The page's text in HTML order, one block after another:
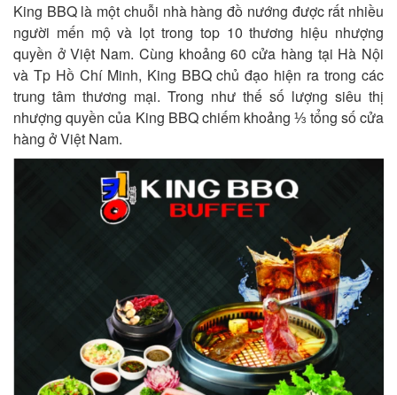
King BBQ là một chuỗi nhà hàng đồ nướng được rất nhiều
người mến mộ và lọt trong top 10 thương hiệu nhượng
quyền ở Việt Nam. Cùng khoảng 60 cửa hàng tại Hà Nội
và Tp Hồ Chí Minh, King BBQ chủ đạo hiện ra trong các
trung tâm thương mại. Trong như thế số lượng siêu thị
nhượng quyền của King BBQ chiếm khoảng ⅓ tổng số cửa
hàng ở Việt Nam.